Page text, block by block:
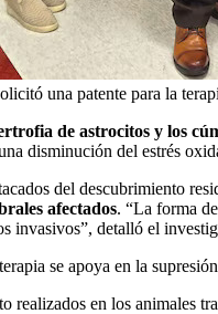
una patente para la
de astrocitos y los
disminución del estrés
del descubrimiento
afectados. “La forma
invasivos”, detalló el
se apoya en la
realizados en los animales